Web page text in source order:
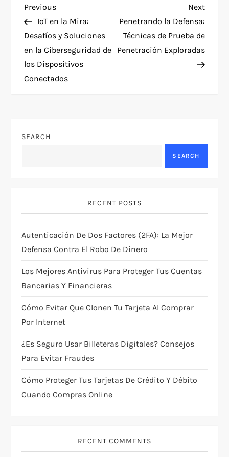
P
o
s
t
a
a
t
i
o
n
Previous
Post
Previous
IoT en la Mira:
Desafíos y Soluciones
en la Ciberseguridad de
los Dispositivos
Conectados
Next
Post
Next
Penetrando la Defensa:
Técnicas de Prueba de
Penetración Exploradas
SEARCH
SEARCH
RECENT POSTS
Autenticación De Dos Factores (2FA): La Mejor
Defensa Contra El Robo De Dinero
Los Mejores Antivirus Para Proteger Tus Cuentas
Bancarias Y Financieras
Cómo Evitar Que Clonen Tu Tarjeta Al Comprar
Por Internet
¿Es Seguro Usar Billeteras Digitales? Consejos
Para Evitar Fraudes
Cómo Proteger Tus Tarjetas De Crédito Y Débito
Cuando Compras Online
RECENT COMMENTS